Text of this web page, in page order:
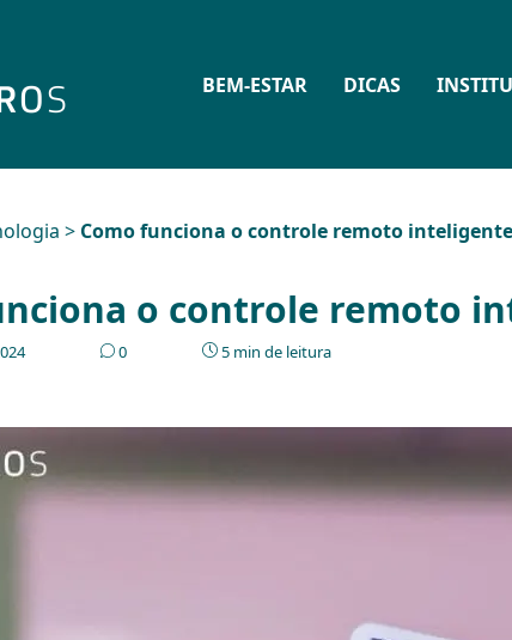
BEM-ESTAR DICAS
> Como funciona o controle remoto
o controle remoto
0 5 min de leitura